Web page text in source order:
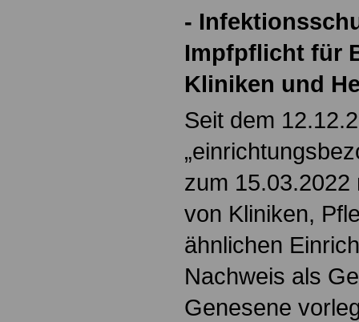
-
Impfpflicht für
Kliniken und
Seit dem
zum
von Kliniken,
ähnlichen
Nachweis als
Genesene